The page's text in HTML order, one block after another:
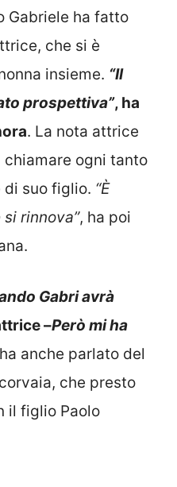
Gabriele ha fatto
che si è
insieme. “Il
prospettiva”, ha
. La nota attrice
chiamare ogni tanto
di suo figlio. “È
rinnova”, ha poi
Gabri avrà
–Però mi ha
anche parlato del
che presto
il figlio Paolo